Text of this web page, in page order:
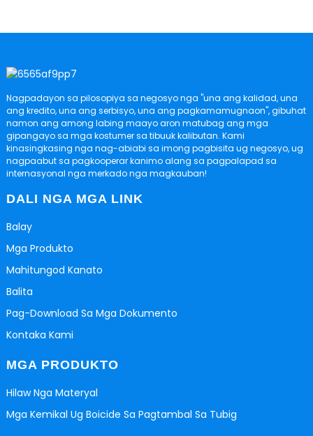
Nagpadayon sa pilosopiya sa negosyo nga "una ang kalidad, una
ang kredito, una ang serbisyo, una ang pagkamamugnaon", gibuhat
namon ang among labing maayo aron matubag ang mga
gipangayo sa mga kostumer sa tibuuk kalibutan. Kami
kinasingkasing nga nag-abiabi sa imong pagbisita ug negosyo, ug
nagpaabut sa pagkooperar kanimo alang sa pagpalapad sa
internasyonal nga merkado nga magkauban!
DALI NGA MGA LINK
Balay
Mga Produkto
Mahitungod Kanato
Balita
Pag-Download Sa Mga Dokumento
Kontaka Kami
MGA PRODUKTO
Hilaw Nga Materyal
Mga Kemikal Ug Boicide Sa Pagtambal Sa Tubig